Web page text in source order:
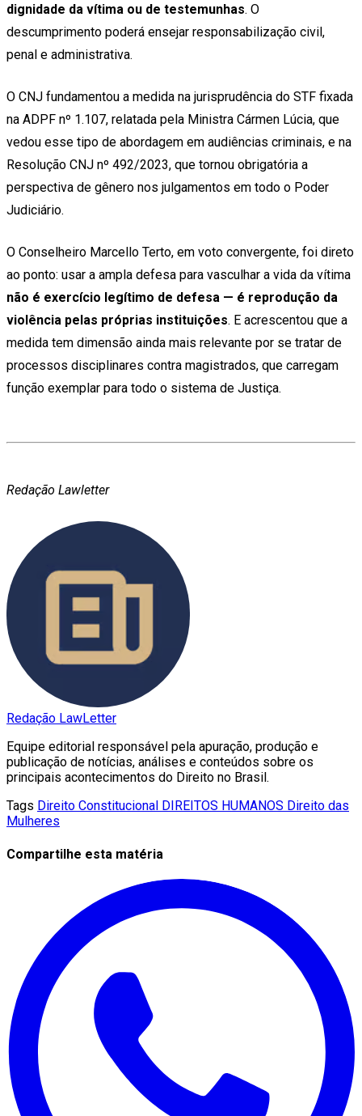
dignidade da vítima ou de testemunhas. O
descumprimento poderá ensejar responsabilização civil,
penal e administrativa.
O CNJ fundamentou a medida na jurisprudência do STF fixada
na ADPF nº 1.107, relatada pela Ministra Cármen Lúcia, que
vedou esse tipo de abordagem em audiências criminais, e na
Resolução CNJ nº 492/2023, que tornou obrigatória a
perspectiva de gênero nos julgamentos em todo o Poder
Judiciário.
O Conselheiro Marcello Terto, em voto convergente, foi direto
ao ponto: usar a ampla defesa para vasculhar a vida da vítima
não é exercício legítimo de defesa — é reprodução da
violência pelas próprias instituições. E acrescentou que a
medida tem dimensão ainda mais relevante por se tratar de
processos disciplinares contra magistrados, que carregam
função exemplar para todo o sistema de Justiça.
Redação Lawletter
Redação LawLetter
Equipe editorial responsável pela apuração, produção e
publicação de notícias, análises e conteúdos sobre os
principais acontecimentos do Direito no Brasil.
Tags Direito Constitucional DIREITOS HUMANOS Direito das
Mulheres
Compartilhe esta matéria